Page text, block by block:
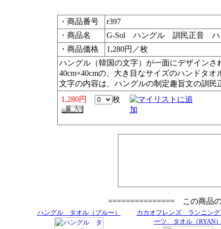
・商品番号
r397
・商品名
G-Sol ハングル 訓民正音 ハ
・商品価格
1,280円／枚
ハングル（韓国の文字）が一面にデザインさ
40cm×40cmの、大き目なサイズのハンドタオ
文字の内容は、ハングルの制定趣旨文の訓民
1,280円
枚
=============== この商品
ハングル タオル（ブルー）
カカオフレンズ ランニン
ーツ タオル（RYAN